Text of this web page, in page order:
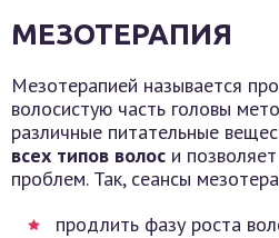
МЕЗОТЕРАПИЯ
Мезотерапией называется
волосистую часть головы
различные питательные
всех типов волос и
проблем. Так, сеансы
продлить фазу роста